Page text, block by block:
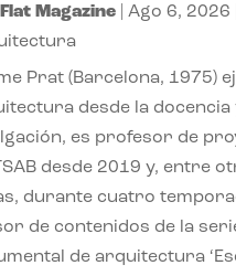
Flat Magazine| Ago 6, 2026
Prat (Barcelona, 1975)
desde la docencia
es profesor de
desde 2019 y, entre
durante cuatro
de contenidos de la
de arquitectura